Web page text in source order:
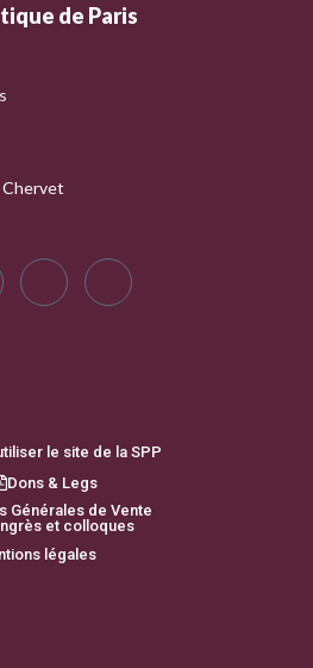
de Paris
Chervet
le site de la SPP
Dons & Legs
Générales de Vente
et colloques
légales